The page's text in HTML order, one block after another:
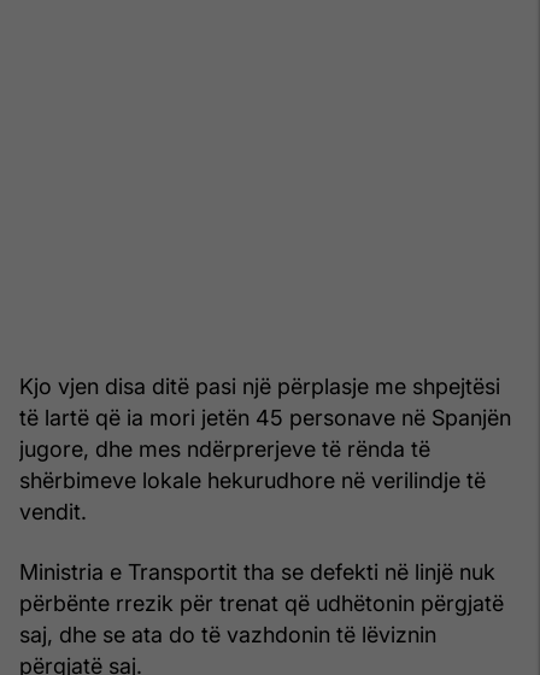
Kjo vjen disa ditë pasi një përplasje me shpejtësi
të lartë që ia mori jetën 45 personave në Spanjën
jugore, dhe mes ndërprerjeve të rënda të
shërbimeve lokale hekurudhore në verilindje të
vendit.
Ministria e Transportit tha se defekti në linjë nuk
përbënte rrezik për trenat që udhëtonin përgjatë
saj, dhe se ata do të vazhdonin të lëviznin
përgjatë saj.